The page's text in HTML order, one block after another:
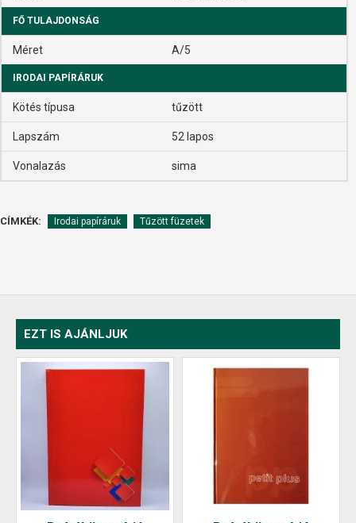
FŐ TULAJDONSÁG
Méret A/5
IRODAI PAPÍRÁRUK
Kötés típusa tűzött
Lapszám 52 lapos
Vonalazás sima
CÍMKÉK: Irodai papíráruk Tűzött füzetek
EZT IS AJÁNLJUK